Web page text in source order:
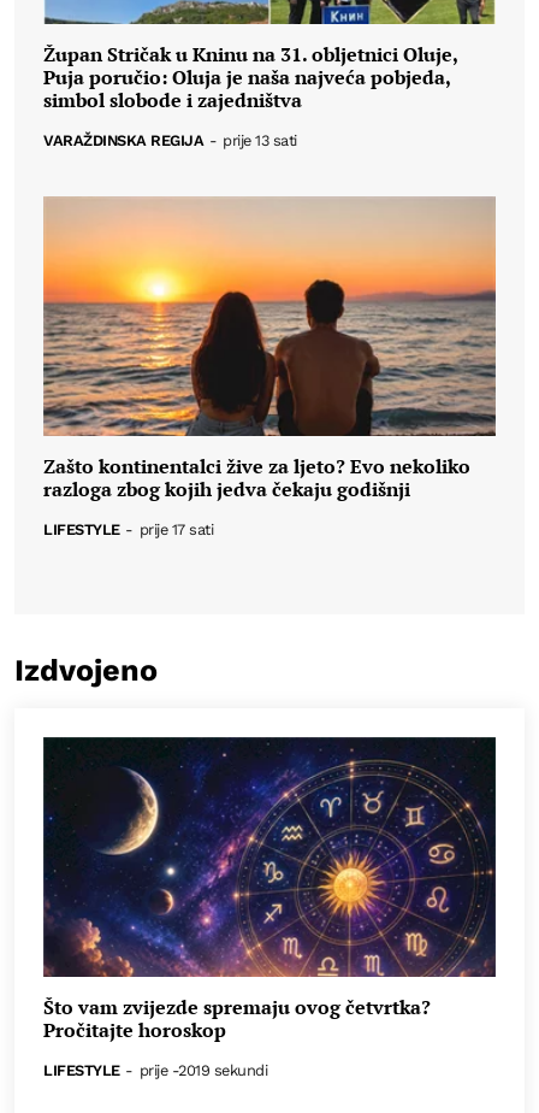
Župan Stričak u Kninu na 31. obljetnici Oluje,
Puja poručio: Oluja je naša najveća pobjeda,
simbol slobode i zajedništva
VARAŽDINSKA REGIJA - prije 13 sati
Zašto kontinentalci žive za ljeto? Evo nekoliko
razloga zbog kojih jedva čekaju godišnji
LIFESTYLE - prije 17 sati
Izdvojeno
Što vam zvijezde spremaju ovog četvrtka?
Pročitajte horoskop
LIFESTYLE - prije -2019 sekundi